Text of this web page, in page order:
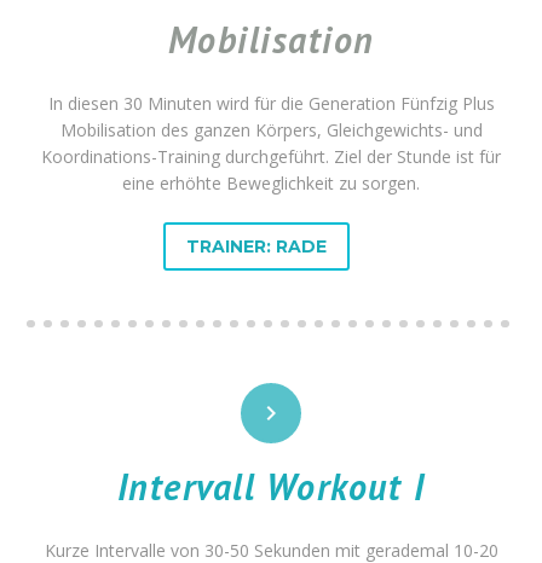
Mobilisation
In diesen 30 Minuten wird für die Generation Fünfzig Plus
Mobilisation des ganzen Körpers, Gleichgewichts- und
Koordinations-Training durchgeführt. Ziel der Stunde ist für
eine erhöhte Beweglichkeit zu sorgen.
TRAINER: RADE


Intervall Workout I
Kurze Intervalle von 30-50 Sekunden mit gerademal 10-20